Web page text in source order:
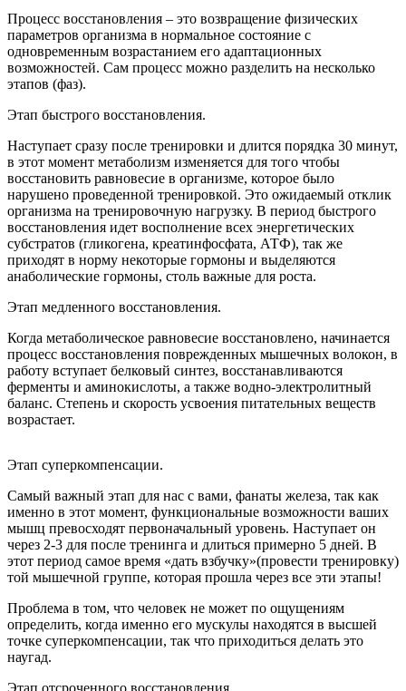
Процесс восстановления – это возвращение физических
параметров организма в нормальное состояние с
одновременным возрастанием его адаптационных
возможностей. Сам процесс можно разделить на несколько
этапов (фаз).
Этап быстрого восстановления.
Наступает сразу после тренировки и длится порядка 30 минут,
в этот момент метаболизм изменяется для того чтобы
восстановить равновесие в организме, которое было
нарушено проведенной тренировкой. Это ожидаемый отклик
организма на тренировочную нагрузку. В период быстрого
восстановления идет восполнение всех энергетических
субстратов (гликогена, креатинфосфата, АТФ), так же
приходят в норму некоторые гормоны и выделяются
анаболические гормоны, столь важные для роста.
Этап медленного восстановления.
Когда метаболическое равновесие восстановлено, начинается
процесс восстановления поврежденных мышечных волокон, в
работу вступает белковый синтез, восстанавливаются
ферменты и аминокислоты, а также водно-электролитный
баланс. Степень и скорость усвоения питательных веществ
возрастает.
Этап суперкомпенсации.
Самый важный этап для нас с вами, фанаты железа, так как
именно в этот момент, функциональные возможности ваших
мышц превосходят первоначальный уровень. Наступает он
через 2-3 для после тренинга и длиться примерно 5 дней. В
этот период самое время «дать взбучку»(провести тренировку)
той мышечной группе, которая прошла через все эти этапы!
Проблема в том, что человек не может по ощущениям
определить, когда именно его мускулы находятся в высшей
точке суперкомпенсации, так что приходиться делать это
наугад.
Этап отсроченного восстановления.